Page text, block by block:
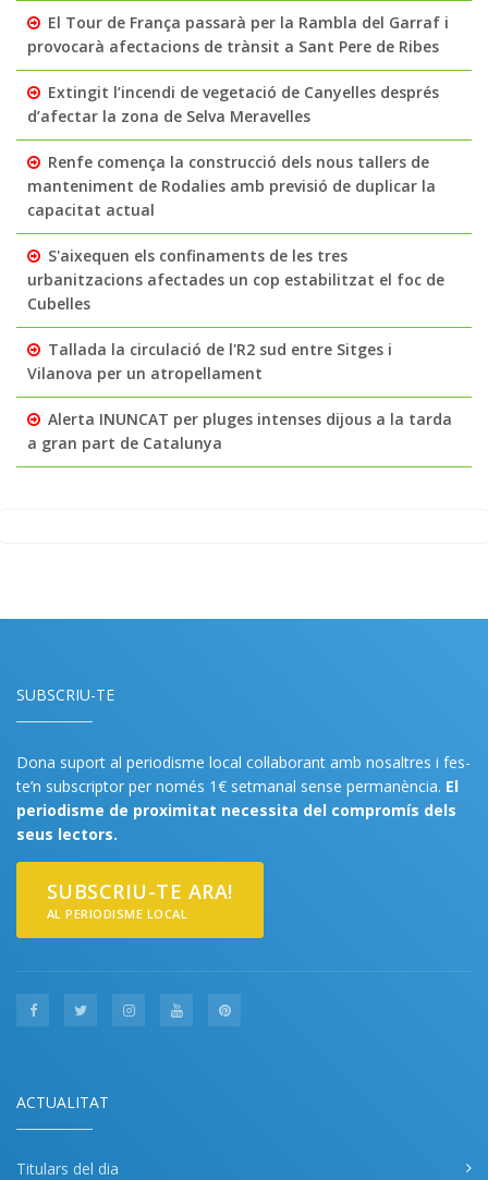
El Tour de França passarà per la Rambla del Garraf i
provocarà afectacions de trànsit a Sant Pere de Ribes
Extingit l’incendi de vegetació de Canyelles després
d’afectar la zona de Selva Meravelles
Renfe comença la construcció dels nous tallers de
manteniment de Rodalies amb previsió de duplicar la
capacitat actual
S'aixequen els confinaments de les tres
urbanitzacions afectades un cop estabilitzat el foc de
Cubelles
Tallada la circulació de l'R2 sud entre Sitges i
Vilanova per un atropellament
Alerta INUNCAT per pluges intenses dijous a la tarda
a gran part de Catalunya
SUBSCRIU-TE
Dona suport al periodisme local col·laborant amb nosaltres i fes-
te’n subscriptor per només 1€ setmanal sense permanència. El
periodisme de proximitat necessita del compromís dels
seus lectors.
SUBSCRIU-TE ARA!
AL PERIODISME LOCAL
ACTUALITAT
Titulars del dia